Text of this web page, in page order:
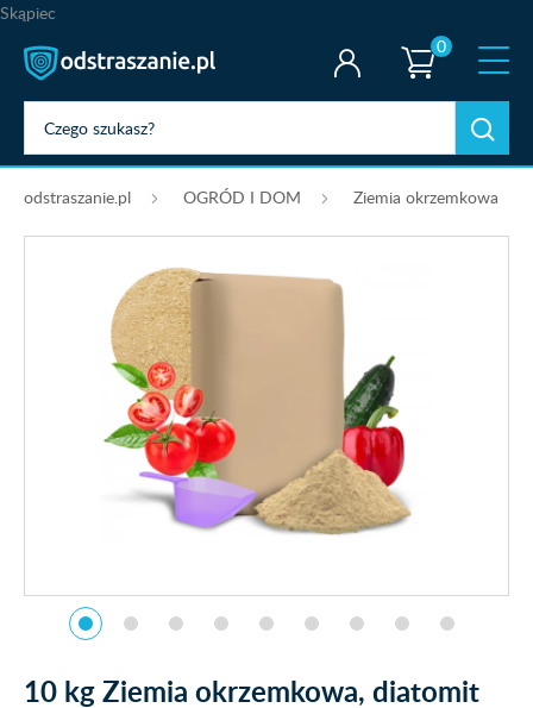
Skąpiec
0
odstraszanie.pl OGRÓD I DOM Ziemia okrzemkowa
10 kg Ziemia okrzemkowa, diatomit